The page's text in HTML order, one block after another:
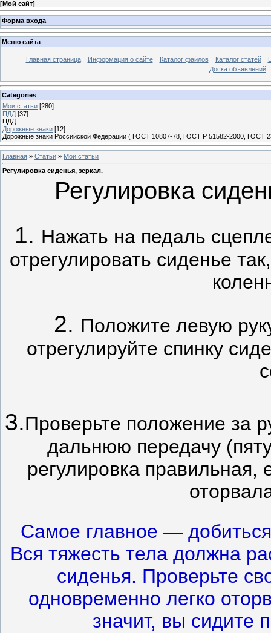
[Мой сайт]
Форма входа
Меню сайта
Главная страница Информация о сайте Каталог файлов Каталог статей
Доска объявлений
Categories
Мои статьи [280]
ПДД [37]
ПДД
Дорожные знаки [12]
Дорожные знаки Российской Федерации ( ГОСТ 10807-78, ГОСТ Р 51582-2000, ГОСТ
Главная » Статьи » Мои статьи
Регулировка сиденья, зеркал.
Регулировка
1. Нажать на педаль
отрегулировать сиденье
2. Положите левую
отрегулируйте спинку
3.Проверьте положение за
дальнюю передачу
регулировка правильная,
Самое главное —
Вся тяжесть тела должна
сиденья. Проверьте
одновременно легко
значит, вы сидите